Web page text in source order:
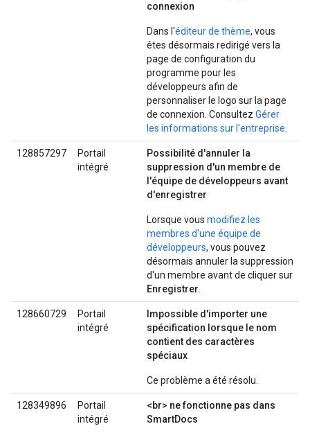
connexion
Dans l'éditeur de thème, vous
êtes désormais redirigé vers la
page de configuration du
programme pour les
développeurs afin de
personnaliser le logo sur la page
de connexion. Consultez Gérer
les informations sur l'entreprise
128857297
Portail
intégré
Possibilité d'annuler la
suppression d'un membre de
l'équipe de développeurs avant
d'enregistrer
Lorsque vous modifiez les
membres d'une équipe de
développeurs, vous pouvez
désormais annuler la suppression
d'un membre avant de cliquer sur
Enregistrer
128660729
Portail
intégré
Impossible d'importer une
spécification lorsque le nom
contient des caractères
spéciaux
Ce problème a été résolu.
128349896
Portail
intégré
<br> ne fonctionne pas dans
SmartDocs